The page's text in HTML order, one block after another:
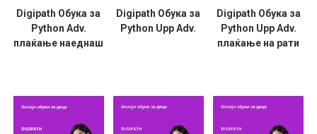
Digipath Обука за
Python Adv.
плаќање наеднаш
Digipath Обука за
Python Upp Adv.
Digipath Обука за
Python Upp Adv.
плаќање на рати